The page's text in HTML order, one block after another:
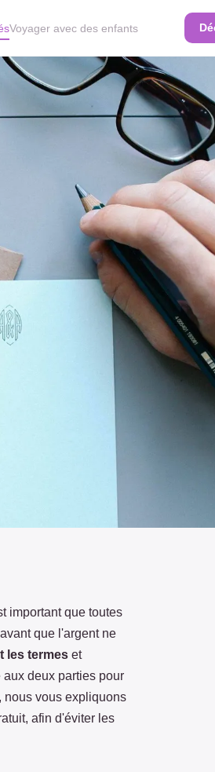
Voyager avec des enfants
important que toutes
que l'argent ne
les termes et
deux parties pour
nous vous expliquons
afin d'éviter les